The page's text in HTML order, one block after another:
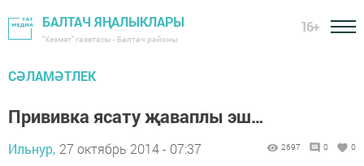
БАЛТАЧ ЯҢАЛЫКЛАРЫ
"Хезмәт" газетасы - Балтач районы
16+
СӘЛАМӘТЛЕК
Прививка ясату җаваплы эш…
Ильнур, 27 октябрь 2014 - 07:37 2697 0 0